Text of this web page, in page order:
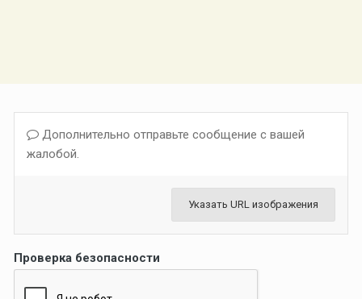
Дополнительно отправьте сообщение с вашей
жалобой.
Указать URL изображения
Проверка безопасности